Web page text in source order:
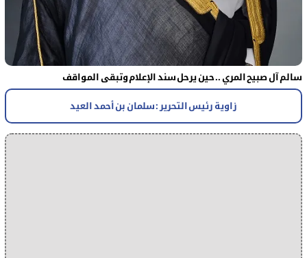
سالم آل صبيح المري .. حين يرحل سند الإعلام وتبقى المواقف
زاوية رئيس التحرير : سلمان بن أحمد العيد